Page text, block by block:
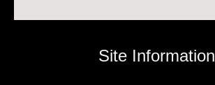
Site Information